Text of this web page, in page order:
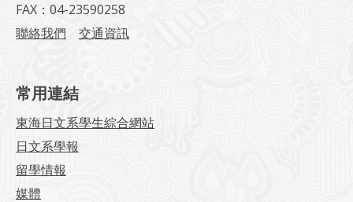
FAX：04-23590258
聯絡我們
交通資訊
常用連結
東海日文系學生綜合網站
日文系學報
留學情報
媒體